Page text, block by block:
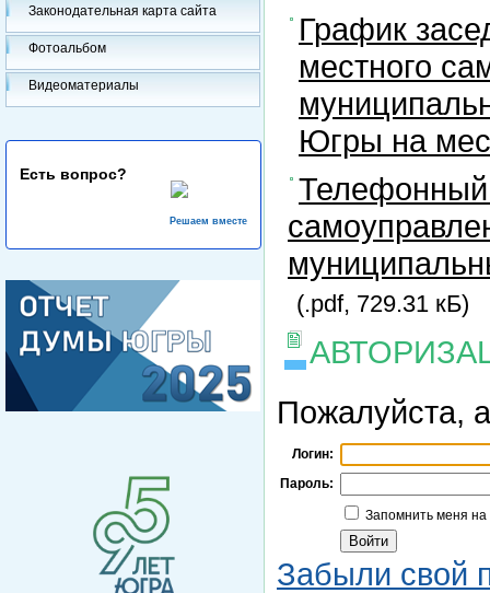
Законодательная карта сайта
Фотоальбом
Видеоматериалы
Есть вопрос?
Решаем вместе
График
местного
Югры на
Телефонный
(.pdf, 729.31 кБ)
Пожалуйста,
Логин:
Пароль:
Запомнить меня
Забыли свой